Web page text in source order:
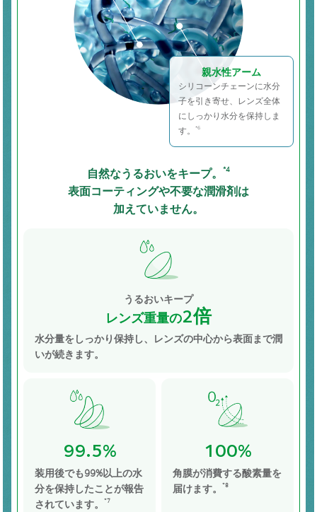
親水性アーム​
シリコーンチェーンに水分
子を引き寄せ、レンズ全体
にしっかり水分を保持しま
す。
*6​
自然なうるおいをキープ。 *4
表面コーティングや不要な潤滑剤は
加えていません。
うるおいキープ
レンズ重量の2倍
水分量をしっかり保持し、レンズの中心から表面まで潤
いが続きます。
99.5%
装用後でも99%以上の水
分を保持したことが報告
されています。
*7
100%
角膜が消費する酸素量を
届けます。
*8